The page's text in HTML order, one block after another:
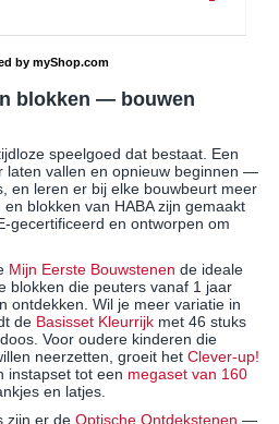
by myShop.com
blokken — bouwen
speelgoed dat bestaat. Een
laten vallen en opnieuw beginnen —
en leren er bij elke bouwbeurt meer
blokken van HABA zijn gemaakt
gecertificeerd en ontworpen om
Mijn Eerste Bouwstenen de ideale
die peuters vanaf 1 jaar
ontdekken. Wil je meer variatie in
de Basisset Kleurrijk met 46 stuks
Voor oudere kinderen die
neerzetten, groeit het Clever-up!
instapset tot een megaset van 160
en latjes.
zijn er de Optische Ontdekstenen —